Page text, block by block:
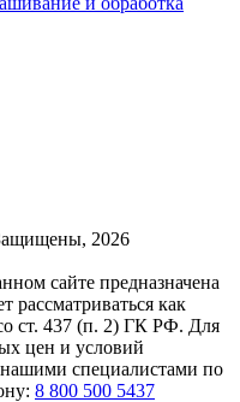
2026
сайте предназначена
рассматриваться как
ст. 437 (п. 2) ГК РФ. Для
цен и условий
нашими специалистами по
8 800 500 5437